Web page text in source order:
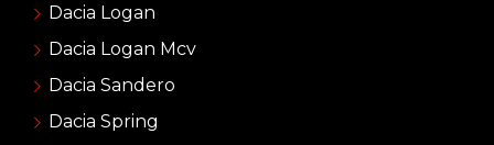
Dacia Logan
Dacia Logan Mcv
Dacia Sandero
Dacia Spring